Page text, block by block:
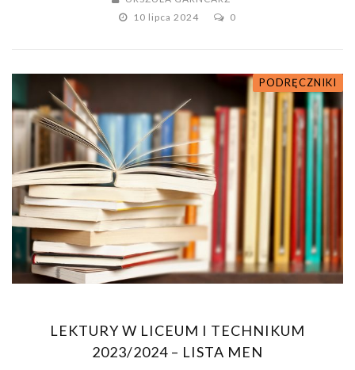
10 lipca 2024
0
PODRĘCZNIKI
LEKTURY W LICEUM I TECHNIKUM
2023/2024 – LISTA MEN